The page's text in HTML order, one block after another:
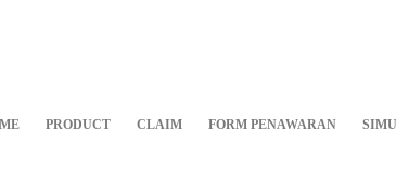
PRODUCT CLAIM FORM PENAWARAN